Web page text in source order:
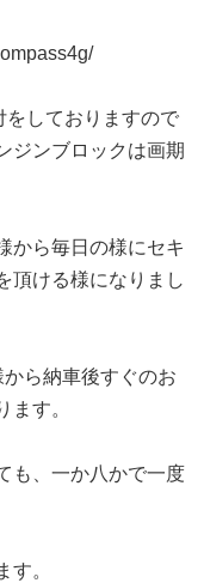
をしておりますので
ジンブロックは画期
から毎日の様にセキ
頂ける様になりまし
ら納車後すぐのお
ます。
も、一か八かで一度
す。